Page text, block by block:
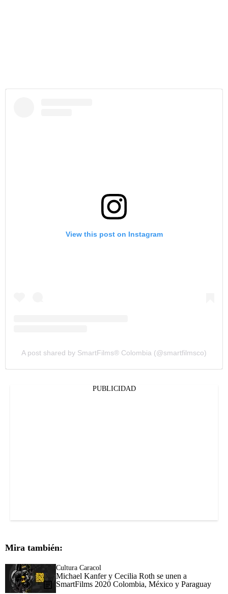
View this post on Instagram
A post shared by SmartFilms® Colombia (@smartfilmsco)
PUBLICIDAD
Mira también:
Cultura Caracol
Michael Kanfer y Cecilia Roth se unen a
SmartFilms 2020 Colombia, México y Paraguay